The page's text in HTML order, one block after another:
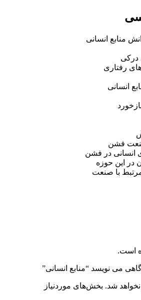
منابع انسانی
درکی
رفتاری
انسانی
فشن
انسانی در فشن
در این حوزه
با صنعت
است.
می نویسد “منابع انسانی”
شد. بخش‌های موردنیاز